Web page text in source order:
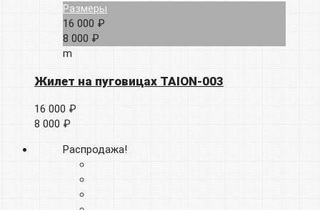
Размеры
16 000 ₽
8 000 ₽
m
Жилет на пуговицах TAION-003
16 000 ₽
8 000 ₽
Распродажа!